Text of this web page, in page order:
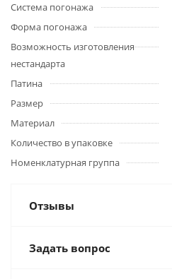
Система погонажа
Форма погонажа
Возможность изготовления
нестандарта
Патина
Размер
Материал
Количество в упаковке
Номенклатурная группа
Отзывы
Задать вопрос